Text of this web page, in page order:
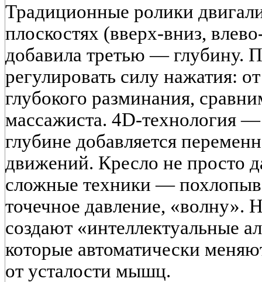
Традиционные ролики
плоскостях (вверх-вниз,
добавила третью — глубину.
регулировать силу нажатия:
глубокого разминания,
массажиста. 4D-технология
глубине добавляется
движений. Кресло не просто
сложные техники —
точечное давление, «волну».
создают «интеллектуальные
которые автоматически
от усталости мышц.